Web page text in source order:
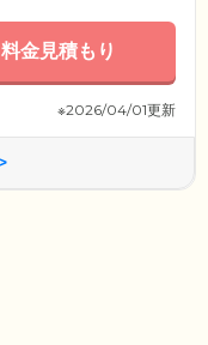
料金見積もり
※2026/04/01更新